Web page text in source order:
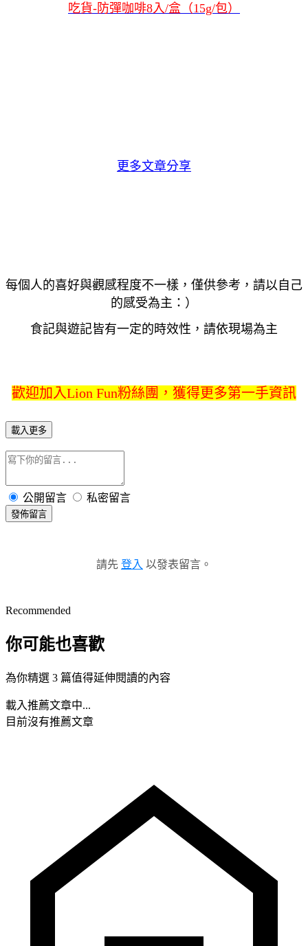
吃貨-防彈咖啡8入/盒（15g/包）
更多文章分享
每個人的喜好與觀感程度不一樣，僅供參考，請以自己
的感受為主：）
食記與遊記皆有一定的時效性，請依現場為主
歡迎加入Lion Fun粉絲團，獲得更多第一手資訊
載入更多
公開留言 私密留言
發佈留言
請先 登入 以發表留言。
Recommended
你可能也喜歡
為你精選 3 篇值得延伸閱讀的內容
載入推薦文章中...
目前沒有推薦文章